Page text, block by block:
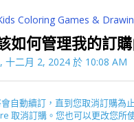
Coloring Games &
如何管理我的訂
十二月 2, 2024 於 10:08 AM
自動續訂，直到您取消訂購為
取消訂購。您也可以更改您所